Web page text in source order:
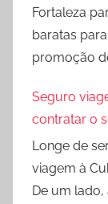
Fortaleza
baratas
promoção
Seguro
contratar o
Longe de
viagem à
De um lado,